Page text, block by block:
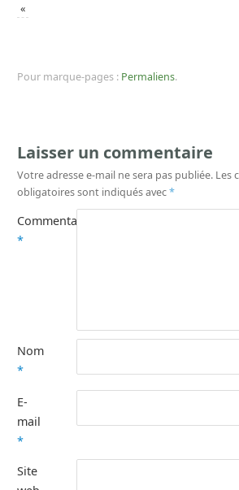
«
Pour marque-pages : Permaliens.
Laisser un commentaire
Votre adresse e-mail ne sera pas publiée. Les
obligatoires sont indiqués avec*
Commentaire
*
Nom
*
E-
mail
*
Site